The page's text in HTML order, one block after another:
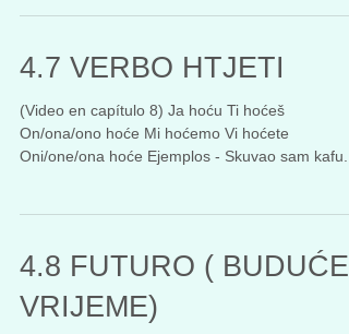
4.7 VERBO HTJETI
(Video en capítulo 8) Ja hoću Ti hoćeš
On/ona/ono hoće Mi hoćemo Vi hoćete
Oni/one/ona hoće Ejemplos - Skuvao sam kafu.
4.8 FUTURO ( BUDUĆE
VRIJEME)